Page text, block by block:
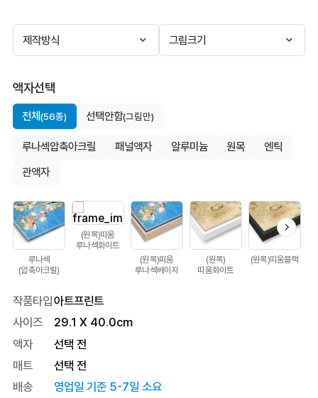
제작방식 그림크기
액자선택
전체(56종) 선택안함(그림만)
루나섹압축아크릴 패널액자 알루미늄 원목
엔틱
관액자
루나섹
(압축아크릴)
(원목)띠움
루나섹화이트
(원목)띠움
루나섹베이지
(원목)
띠움화이트
(원목)띠움블랙
작품타입아트프린트
사이즈
29.1 X 40.0cm
액자
선택 전
매트
선택 전
배송
영업일 기준 5-7일 소요